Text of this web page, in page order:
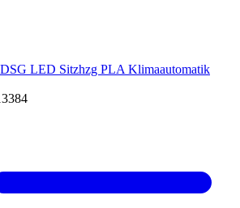
LED Sitzhzg PLA Klimaautomatik